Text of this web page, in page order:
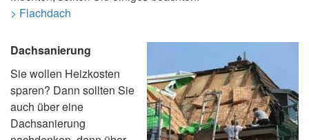
> Flachdach
Dachsanierung
Sie wollen Heizkosten
sparen? Dann sollten Sie
auch über eine
Dachsanierung